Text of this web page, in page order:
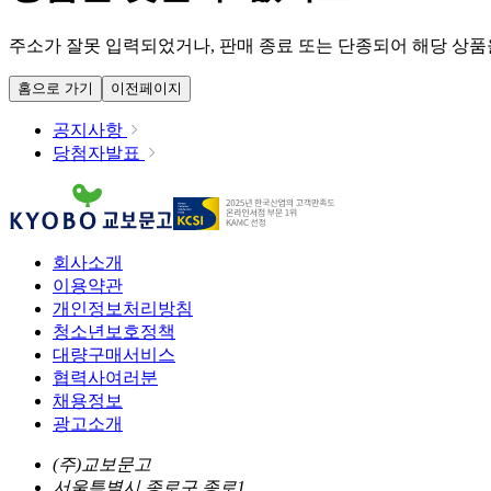
주소가 잘못 입력되었거나, 판매 종료 또는 단종되어 해당 상
홈으로 가기 이전페이지
공지사항
당첨자발표
회사소개
이용약관
개인정보처리방침
청소년보호정책
대량구매서비스
협력사여러분
채용정보
광고소개
(주)교보문고
서울특별시 종로구 종로1